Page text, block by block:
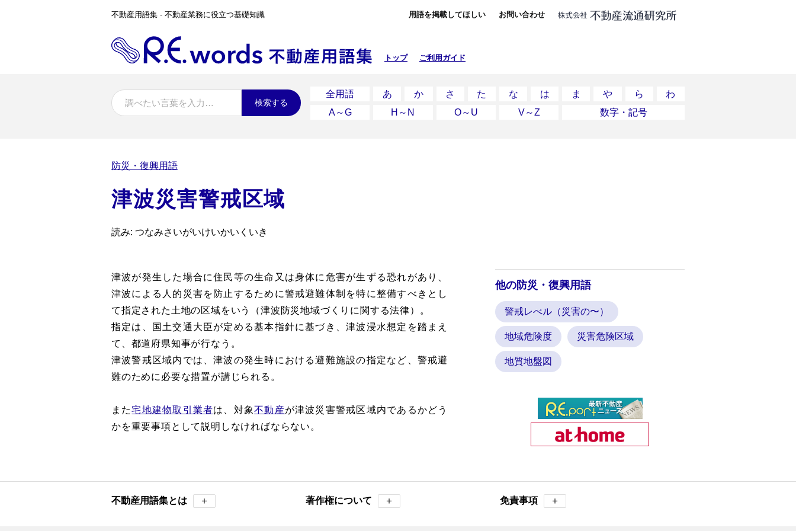
不動産用語集 - 不動産業務に役立つ基礎知識 用語を掲載してほしい お問い合わせ
トップ ご利用ガイド
検索する
全用語 あ か さ た な は ま や ら
わ
A～G
H～N O～U V～Z 数字・記号
防災・復興用語
津波災害警戒区域
読み: つなみさいがいけいかいくいき
津波が発生した場合に住民等の生命又は身体に危害が生ずる恐れがあり、
津波による人的災害を防止するために警戒避難体制を特に整備すべきとし
て指定された土地の区域をいう（津波防災地域づくりに関する法律）。
指定は、国土交通大臣が定める基本指針に基づき、津波浸水想定を踏まえ
て、都道府県知事が行なう。
津波警戒区域内では、津波の発生時における避難施設の指定など、警戒避
難のために必要な措置が講じられる。
また宅地建物取引業者は、対象不動産が津波災害警戒区域内であるかどう
かを重要事項として説明しなければならない。
他の防災・復興用語
警戒レべル（災害の〜）
地域危険度 災害危険区域
地質地盤図
不動産用語集とは ＋ 著作権について ＋ 免責事項 ＋